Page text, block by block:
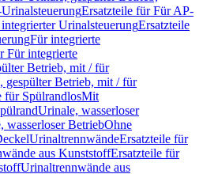
Ersatzteile für Für AP-
UrinalsteuerungErsatzteile
Für integrierte
Für integrierte
Betrieb, mit / für
gespülter Betrieb, mit / für
für SpülrandlosMit
Urinale, wasserloser
wasserloser BetriebOhne
UrinaltrennwändeErsatzteile für
aus KunststoffErsatzteile für
Urinaltrennwände aus